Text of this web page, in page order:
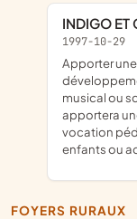
INDIGO ET
1997-10-29
apporter une aide sous toute forme adéquate, au
musical ou
apportera
vocation
enfants ou
FOYERS RURAUX